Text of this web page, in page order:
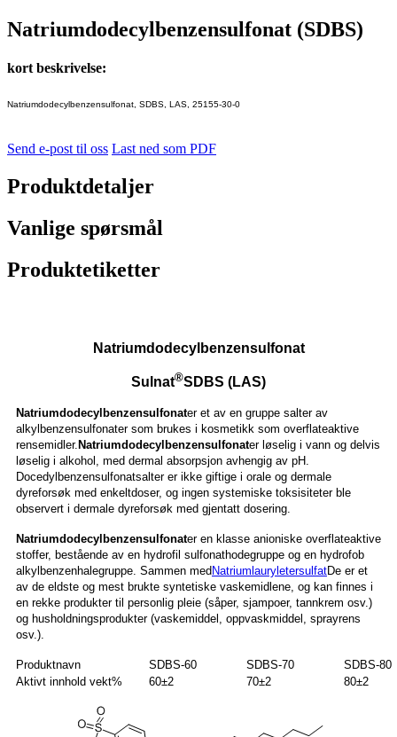
Natriumdodecylbenzensulfonat (SDBS)
kort beskrivelse:
Natriumdodecylbenzensulfonat, SDBS, LAS, 25155-30-0
Send e-post til oss Last ned som PDF
Produktdetaljer
Vanlige spørsmål
Produktetiketter
Natriumdodecylbenzensulfonat
Sulnat®SDBS (LAS)
Natriumdodecylbenzensulfonater et av en gruppe salter av
alkylbenzensulfonater som brukes i kosmetikk som overflateaktive
rensemidler. Natriumdodecylbenzensulfonater løselig i vann og delvis
løselig i alkohol, med dermal absorpsjon avhengig av pH.
Docedylbenzensulfonatsalter er ikke giftige i orale og dermale
dyreforsøk med enkeltdoser, og ingen systemiske toksisiteter ble
observert i dermale dyreforsøk med gjentatt dosering.
Natriumdodecylbenzensulfonater en klasse anioniske overflateaktive
stoffer, bestående av en hydrofil sulfonathodegruppe og en hydrofob
alkylbenzenhalegruppe. Sammen med NatriumlauryletersulfatDe er et
av de eldste og mest brukte syntetiske vaskemidlene, og kan finnes i
en rekke produkter til personlig pleie (såper, sjampoer, tannkrem osv.)
og husholdningsprodukter (vaskemiddel, oppvaskmiddel, sprayrens
osv.).
Produktnavn SDBS-60 SDBS-70
SDBS-80
Aktivt innhold vekt%
60±2 70±2 80±2